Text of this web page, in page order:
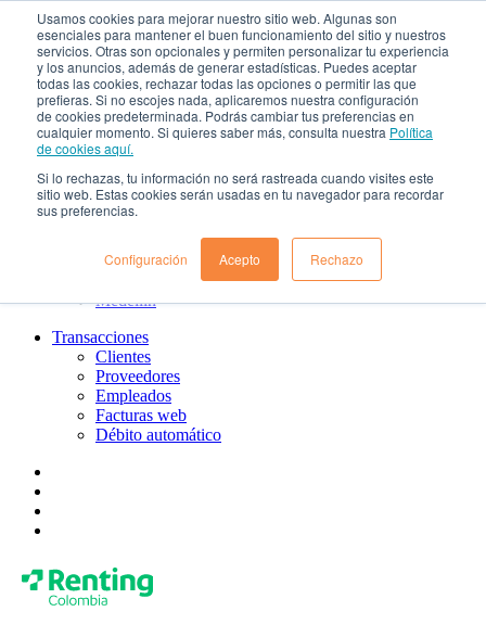
Usamos cookies para mejorar nuestro sitio web. Algunas son
esenciales para mantener el buen funcionamiento del sitio y nuestros
servicios. Otras son opcionales y permiten personalizar tu experiencia
y los anuncios, además de generar estadísticas. Puedes aceptar
todas las cookies, rechazar todas las opciones o permitir las que
prefieras. Si no escojes nada, aplicaremos nuestra configuración
de cookies predeterminada. Podrás cambiar tus preferencias en
cualquier momento. Si quieres saber más, consulta nuestra Política
de cookies aquí.
Si lo rechazas, tu información no será rastreada cuando visites este
sitio web. Estas cookies serán usadas en tu navegador para recordar
sus preferencias.
Configuración Acepto Rechazo
¿Qué es el renting?
Nosotros
Nuestra cultura
Gobierno corporativo
Política de tratamiento de datos
Ayuda
Guías de Usuario clientes
PQRs
Aprende más
¿Dónde estamos?
Bogotá
Medellin
Transacciones
Clientes
Proveedores
Empleados
Facturas web
Débito automático